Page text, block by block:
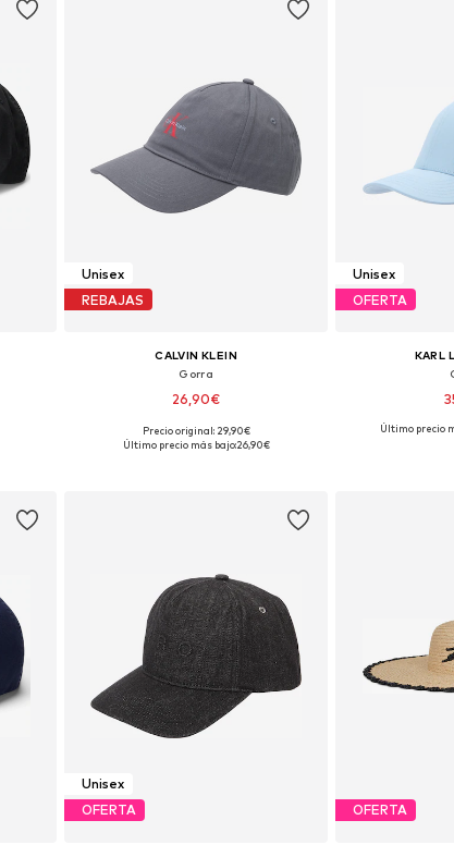
Unisex
REBAJAS
CALVIN KLEIN
Gorra
26,90€
Tallas disponibles: 55-60
Precio original: 29,90€
Último precio más bajo:26,90€
Unisex
OFERTA
KARL
Tallas
Último precio
Unisex
OFERTA
OFERTA